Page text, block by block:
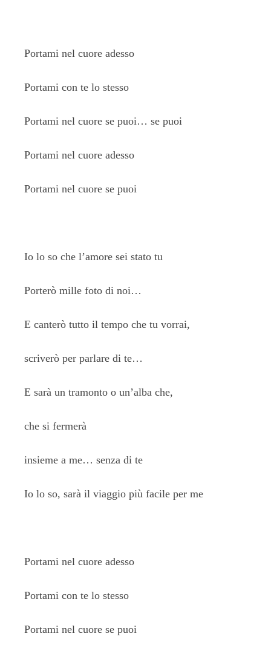
Portami nel cuore adesso
Portami con te lo stesso
Portami nel cuore se puoi… se puoi
Portami nel cuore adesso
Portami nel cuore se puoi
Io lo so che l’amore sei stato tu
Porterò mille foto di noi…
E canterò tutto il tempo che tu vorrai,
scriverò per parlare di te…
E sarà un tramonto o un’alba che,
che si fermerà
insieme a me… senza di te
Io lo so, sarà il viaggio più facile per me
Portami nel cuore adesso
Portami con te lo stesso
Portami nel cuore se puoi